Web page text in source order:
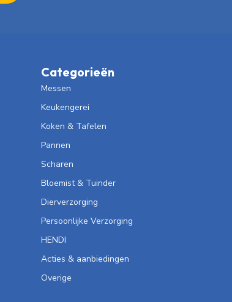
Categorieën
Messen
Keukengerei
Koken & Tafelen
Pannen
Scharen
Bloemist & Tuinder
Dierverzorging
Persoonlijke Verzorging
HENDI
Acties & aanbiedingen
Overige